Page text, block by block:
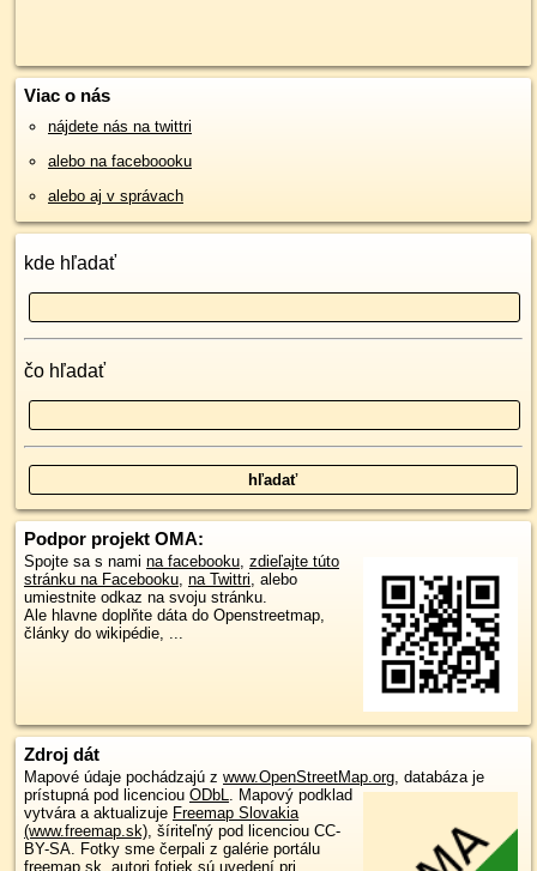
Viac o nás
nájdete nás na twittri
alebo na faceboooku
alebo aj v správach
kde hľadať
čo hľadať
Podpor projekt OMA:
Spojte sa s nami na facebooku, zdieľajte túto
stránku na Facebooku, na Twittri, alebo
umiestnite odkaz na svoju stránku.
Ale hlavne doplňte dáta do Openstreetmap,
články do wikipédie, ...
Zdroj dát
Mapové údaje pochádzajú z www.OpenStreetMap.org, databáza je
prístupná pod licenciou ODbL. Mapový podklad
vytvára a aktualizuje Freemap Slovakia
(www.freemap.sk), šíriteľný pod licenciou CC-
BY-SA. Fotky sme čerpali z galérie portálu
freemap.sk, autori fotiek sú uvedení pri